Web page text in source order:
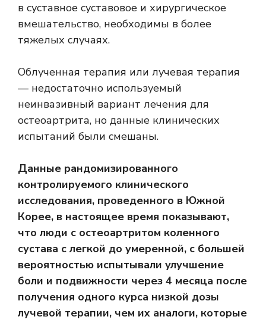
в суставное суставовое и хирургическое
вмешательство, необходимы в более
тяжелых случаях.
Облученная терапия или лучевая терапия
— недостаточно используемый
неинвазивный вариант лечения для
остеоартрита, но данные клинических
испытаний были смешаны.
Данные рандомизированного
контролируемого клинического
исследования, проведенного в Южной
Корее, в настоящее время показывают,
что люди с остеоартритом коленного
сустава с легкой до умеренной, с большей
вероятностью испытывали улучшение
боли и подвижности через 4 месяца после
получения одного курса низкой дозы
лучевой терапии, чем их аналоги, которые